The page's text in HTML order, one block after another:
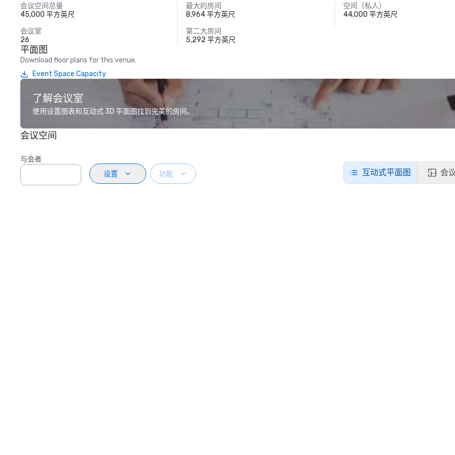
会议空间总量
45,000 平方英尺
最大的房间
8,964 平方英尺
空间（私人）
44,000 平方英尺
会议室
26
第二大房间
5,292 平方英尺
平面图
Download floor plans for this venue.
Event Space Capacity
了解会议室
使用设置图表和互动式 3D 平面图找到完美的房间。
会议空间
与会者
设置
功能 互动式平面图 会